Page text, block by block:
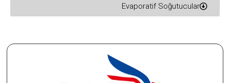
Evaporatif Soğutucular